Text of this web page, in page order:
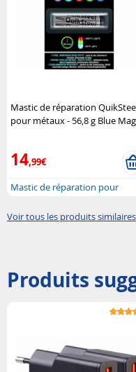
Mastic de réparation
pour métaux - 56,8 g Blue
14,99€
Mastic de réparation pour
Voir tous les produits similaires
Produits